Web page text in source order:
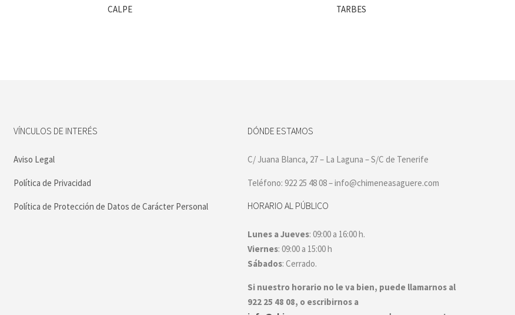
CALPE TARBES
VÍNCULOS DE INTERÉS
Aviso Legal
Política de Privacidad
Política de Protección de Datos de Carácter Personal
DÓNDE ESTAMOS
C/ Juana Blanca, 27 – La Laguna – S/C de Tenerife
Teléfono: 922 25 48 08 – info@chimeneasaguere.com
HORARIO AL PÚBLICO
Lunes a Jueves: 09:00 a 16:00 h.
Viernes: 09:00 a 15:00 h
Sábados: Cerrado.
Si nuestro horario no le va bien, puede llamarnos al
922 25 48 08, o escribirnos a